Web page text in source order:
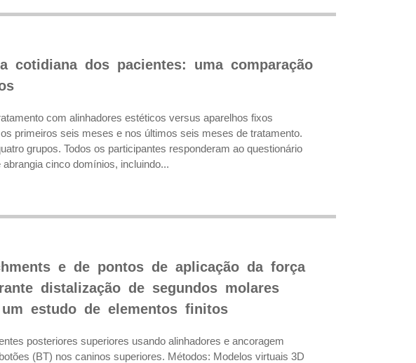
cotidiana dos pacientes: uma comparação
com alinhadores estéticos versus aparelhos fixos
primeiros seis meses e nos últimos seis meses de tratamento.
grupos. Todos os participantes responderam ao questionário
cinco domínios, incluindo...
e de pontos de aplicação da força
distalização de segundos molares
estudo de elementos finitos
posteriores superiores usando alinhadores e ancoragem
(BT) nos caninos superiores. Métodos: Modelos virtuais 3D